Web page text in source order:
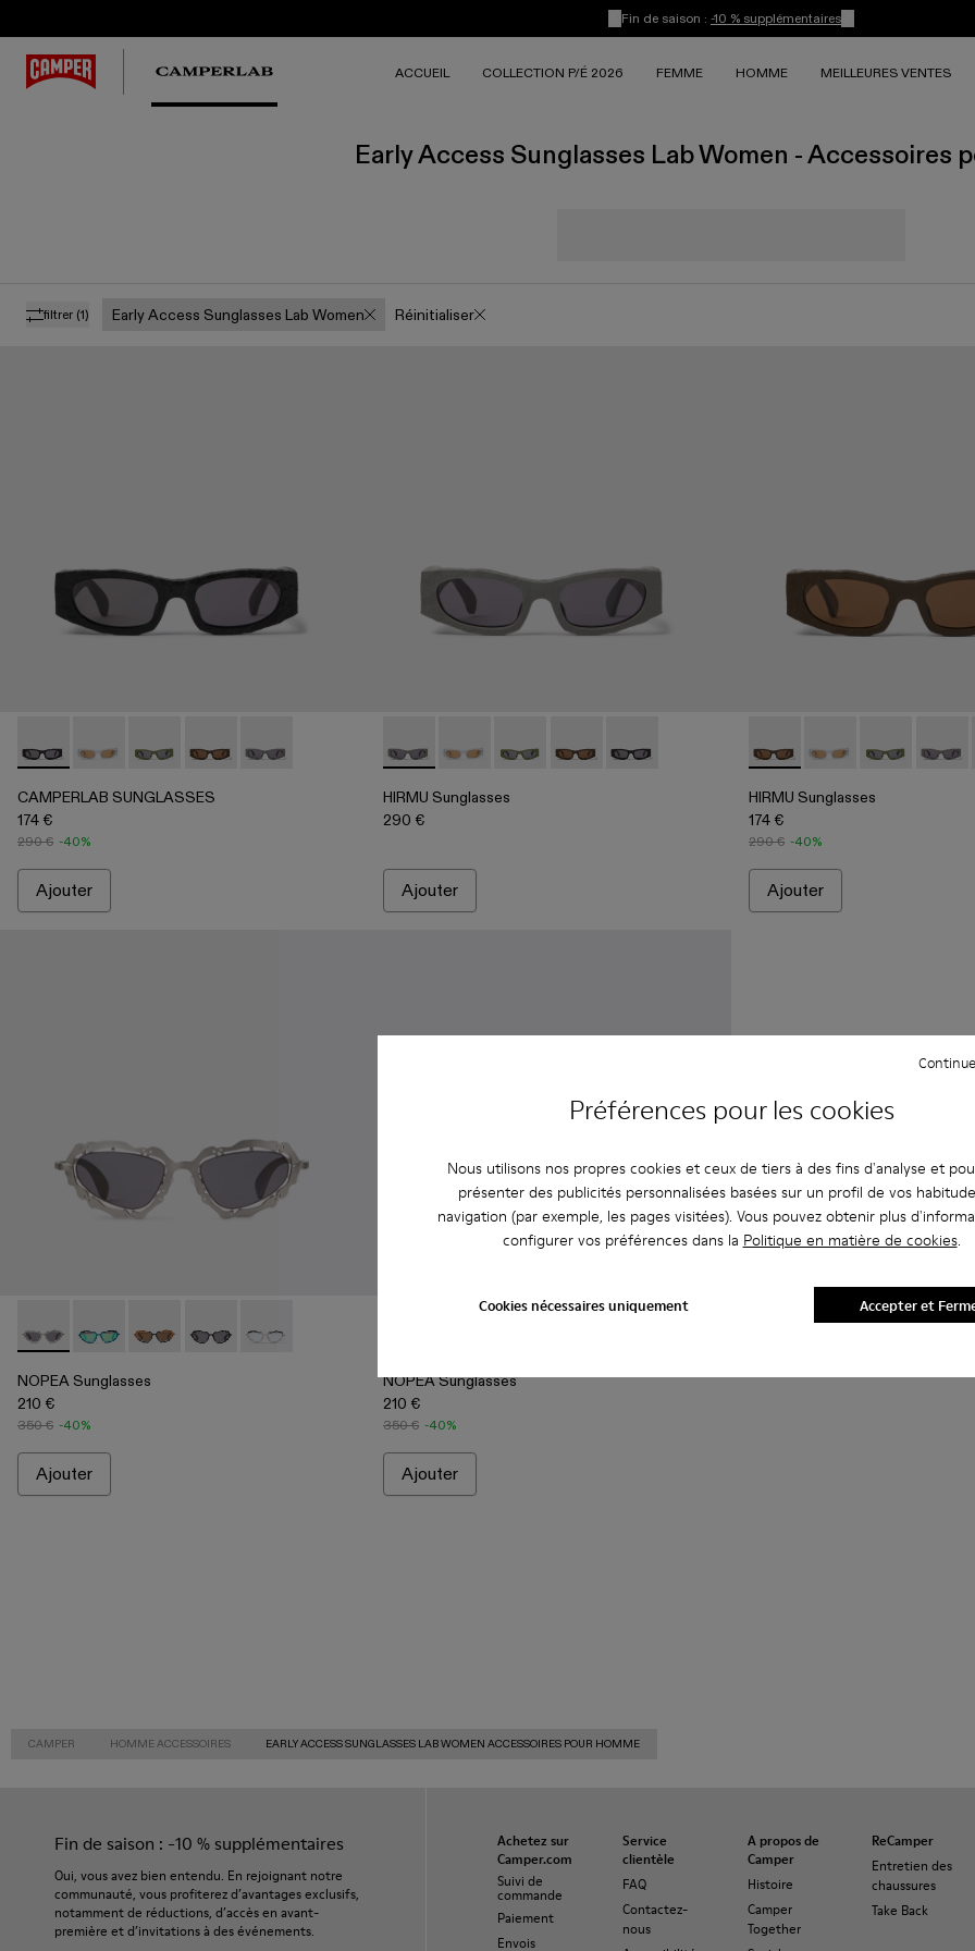
Préférences pour les cookies
Nous utilisons nos propres cookies et ceux de tiers à des fins d'analyse et
présenter des publicités personnalisées basées sur un profil de vos
navigation (par exemple, les pages visitées). Vous pouvez obtenir plus
configurer vos préférences dans la Politique en matière de cookies.
Cookies nécessaires uniquement Accepter et
Fin de saison : -10 % supplémentaires
ACCUEIL COLLECTION P/É 2026 FEMME HOMME MEILLEURES VENTES
Early Access Sunglasses Lab Women - Accessoires
filtrer (1) Early Access Sunglasses Lab Women Réinitialiser
CAMPERLAB SUNGLASSES - AS00004-001 - Lunettes de soleil HIRMU noires en acétate
CAMPERLAB SUNGLASSES - AS00004-006
CAMPERLAB SUNGLASSES - AS00004-005
CAMPERLAB SUNGLASSES - AS00004-004 - Lunettes de soleil HIRMU marron en acétate
CAMPERLAB SUNGLASSES - AS00004-003 - Lunettes de soleil HIRMU grises en acétate
CAMPERLAB SUNGLASSES
174 €
290 € -40%
Ajouter
HIRMU Sunglasses - AS00004-003 - Lunettes de soleil HIRMU grises en
HIRMU Sunglasses - AS00004-006
HIRMU Sunglasses - AS00004-005
HIRMU Sunglasses - AS00004-004 - Lunettes de
HIRMU Sunglasses - AS00004-001 -
HIRMU Sunglasses
290 €
Ajouter
HIRMU Sunglasses -
HIRMU Sunglasses -
HIRMU
HIRMU Sunglasses
174 €
290 € -40%
Ajouter
NOPEA Sunglasses - AS00003-002 - Lunettes de soleil NOPEA argentées brossées en métal
NOPEA Sunglasses - AS00003-005
NOPEA Sunglasses - AS00003-004
NOPEA Sunglasses - AS00003-003 - Lunettes de soleil noires mates en métal NOPEA
NOPEA Sunglasses - AS00003-001 - Lunettes de soleil NOPEA argentées brillantes en métal
NOPEA Sunglasses
210 €
350 € -40%
Ajouter
NOPEA Sunglasses
210 €
350 € -40%
Ajouter
CAMPER HOMME ACCESSOIRES EARLY ACCESS SUNGLASSES LAB WOMEN ACCESSOIRES POUR HOMME
Fin de saison : -10 % supplémentaires
Oui, vous avez bien entendu. En rejoignant notre
communauté, vous profiterez d’avantages exclusifs,
notamment de réductions, d’accès en avant-
première et d’invitations à des événements.
Achetez sur
Camper.com
Suivi de
commande
Paiement
Envois
Service
clientèle
FAQ
Contactez-
nous
A propos de
Camper
Histoire
Camper
Together
ReCamper
Entretien des
chaussures
Take Back